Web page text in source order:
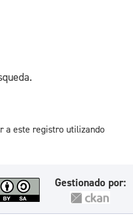
a este registro utilizando
Gestionado por: